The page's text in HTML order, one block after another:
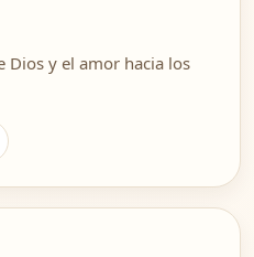
Dios y el amor hacia los